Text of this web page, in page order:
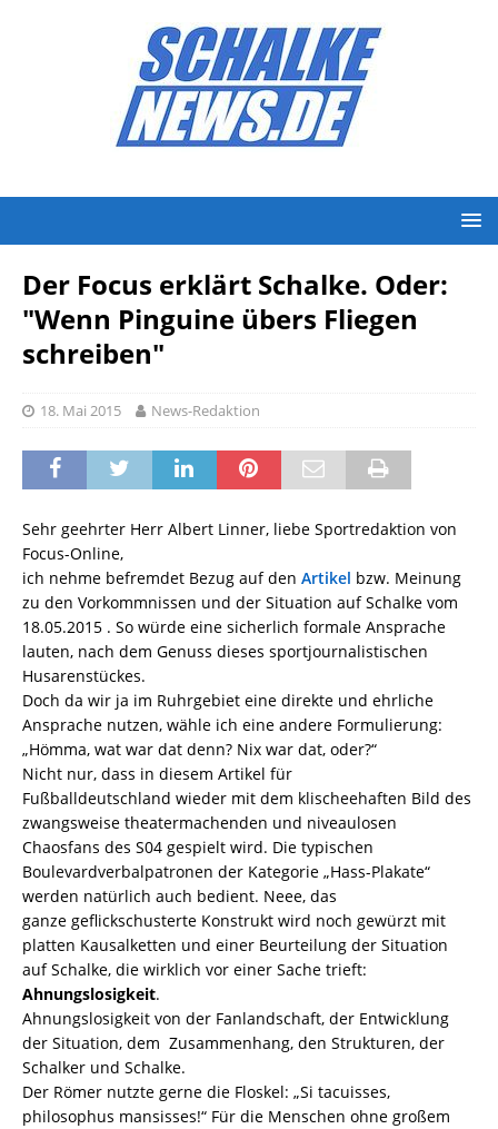
Der Focus erklärt Schalke. Oder:
"Wenn Pinguine übers Fliegen
schreiben"
18. Mai 2015 News-Redaktion
Sehr geehrter Herr Albert Linner, liebe Sportredaktion von
Focus-Online,
ich nehme befremdet Bezug auf den Artikel bzw. Meinung
zu den Vorkommnissen und der Situation auf Schalke vom
18.05.2015 . So würde eine sicherlich formale Ansprache
lauten, nach dem Genuss dieses sportjournalistischen
Husarenstückes.
Doch da wir ja im Ruhrgebiet eine direkte und ehrliche
Ansprache nutzen, wähle ich eine andere Formulierung:
„Hömma, wat war dat denn? Nix war dat, oder?“
Nicht nur, dass in diesem Artikel für
Fußballdeutschland wieder mit dem klischeehaften Bild des
zwangsweise theatermachenden und niveaulosen
Chaosfans des S04 gespielt wird. Die typischen
Boulevardverbalpatronen der Kategorie „Hass-Plakate“
werden natürlich auch bedient. Neee, das
ganze geflickschusterte Konstrukt wird noch gewürzt mit
platten Kausalketten und einer Beurteilung der Situation
auf Schalke, die wirklich vor einer Sache trieft:
Ahnungslosigkeit.
Ahnungslosigkeit von der Fanlandschaft, der Entwicklung
der Situation, dem Zusammenhang, den Strukturen, der
Schalker und Schalke.
Der Römer nutzte gerne die Floskel: „Si tacuisses,
philosophus mansisses!“ Für die Menschen ohne großem